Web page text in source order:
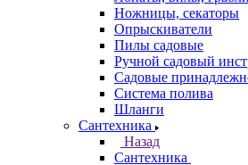
Ножницы, секаторы
Опрыскиватели
Пилы садовые
Ручной садовый
Садовые
Система полива
Шланги
Сантехника
Назад
Сантехника